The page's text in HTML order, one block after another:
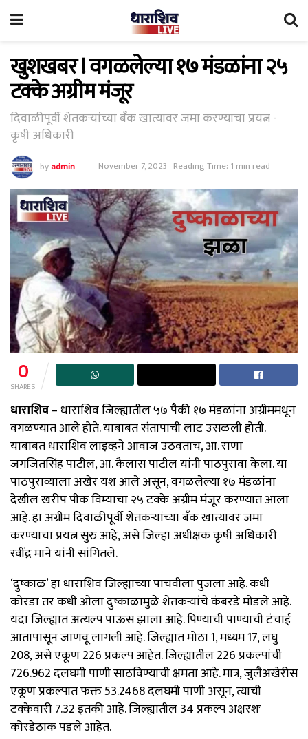
खुशखबर ! वगळलेल्या १७ मंडळांना २५
टक्के अग्रीम मंजूर
दिवाळीपूर्वी शेतकऱ्यांच्या बँक खात्यावर जमा करण्याचा प्रयत्न -
कृषी अधिकारी
byadmin November 7, 2023 Reading Time: 1 min read
0
SHARES
धाराशिव– धाराशिव जिल्ह्यातील ५७ पैकी १७ मंडळांना अग्रीममधून
वगळण्यात आले होते. याबाबत संतापाची लाट उसळली होती.
याबाबत धाराशिव लाइव्हने आवाज उठवताच, आ. राणा
जगजितसिंह पाटील, आ. कैलास पाटील यांनी पाठपुरावा केला. या
पाठपुराव्याला अखेर यश आले असून, वगळलेल्या १७ मंडळांना
देखील खरीप पीक विम्याचा २५ टक्के अग्रीम मंजूर करण्यात आला
आहे. हा अग्रीम दिवाळीपूर्वी शेतकऱ्यांच्या बँक खात्यावर जमा
करण्याचा प्रयत्न सुरु आहे, असे जिल्हा अधीक्षक कृषी अधिकारी
रवींद्र माने यांनी सांगितले.
‘दुष्काळ’ हा धाराशिव जिल्ह्याच्या पाचवीला पुजला आहे. कधी
कोरडा तर कधी ओला दुष्काळामुळे शेतकऱ्यांचे कंबरडे मोडले आहे.
यंदा जिल्ह्यात अत्यल्प पाऊस झाला आहे. पिण्याची पाण्याची टंचाई
आतापासून जाणवू लागली आहे. जिल्ह्यात मोठा 1, मध्यम 17, लघु
208, असे एकूण 226 प्रकल्प आहेत. जिल्ह्यातील 226 प्रकल्पांची
726.962 दलघमी पाणी साठविण्याची क्षमता आहे. मात्र, जुलैअखेरीस
एकूण प्रकल्पात फक्त 53.2468 दलघमी पाणी असून, त्याची
टक्केवारी 7.32 इतकी आहे. जिल्ह्यातील 34 प्रकल्प अक्षरशः
कोरडेठाक पडले आहेत.